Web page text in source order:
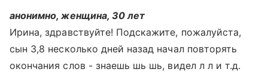
анонимно, женщина, 30 лет
Ирина, здравствуйте! Подскажите, пожалуйста,
сын 3,8 несколько дней назад начал повторять
окончания слов - знаешь шь шь, видел л л и т.д.